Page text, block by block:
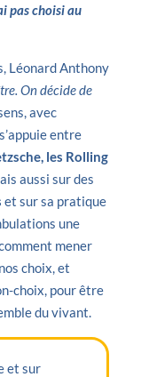
pas choisi au
Léonard Anthony
On décide de
avec
entre
les Rolling
aussi sur des
et sur sa pratique
une
mener
choix, et
choix, pour être
du vivant.
et sur